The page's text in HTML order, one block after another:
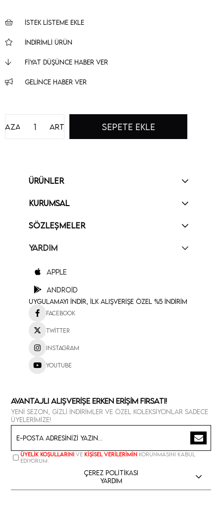
İSTEK LISTEME EKLE
İNDIRIMLI ÜRÜN
FIYAT DÜŞÜNCE HABER VER
GELINCE HABER VER
Artır
Azalt
ÜRÜNLER
KURUMSAL
SÖZLEŞMELER
YARDIM
Apple
Android
Uygulamayı İndir, İlk Alışverişe Özel %5 İndirim
Facebook
Twitter
Instagram
Youtube
Avantajlı Alışverişe Erken Erişim Fırsatı!
Yeni sezon, gizli indirimler ve özel koleksiyonlar sadece
üyelerimize!
Üyelik koşullarını ve kişisel verilerimin korunmasını kabul
ediyorum.
Çerez Politikası
Yardım